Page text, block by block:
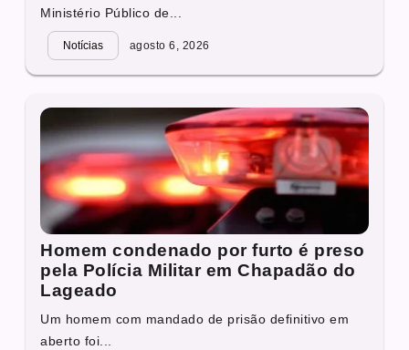
Ministério Público de...
Notícias agosto 6, 2026
Homem condenado por furto é preso
pela Polícia Militar em Chapadão do
Lageado
Um homem com mandado de prisão definitivo em
aberto foi...